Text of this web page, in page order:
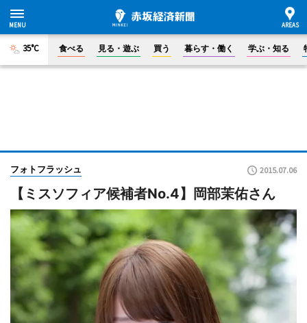
35°C 食べる 見る・遊ぶ 買う 暮らす・働く 学ぶ・知る
フォトフラッシュ 2015.07.06
【ミスソフィア候補者No.4】岡部茉佑さん